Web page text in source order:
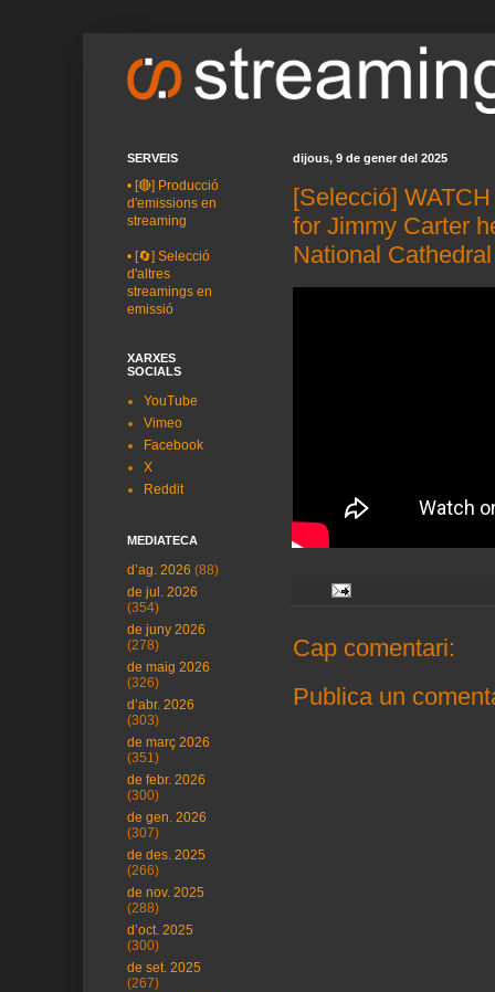
dijous, 9 de gener del 2025
[Selecció]
for Jimmy Carter
National
Cap comentari:
Publica un
SERVEIS
• [🔴] Producció
d'emissions en
streaming
• [🔄] Selecció
d'altres
streamings en
emissió
XARXES
SOCIALS
YouTube
Vimeo
Facebook
X
Reddit
MEDIATECA
d’ag. 2026 (88)
de jul. 2026
(354)
de juny 2026
(278)
de maig 2026
(326)
d’abr. 2026
(303)
de març 2026
(351)
de febr. 2026
(300)
de gen. 2026
(307)
de des. 2025
(266)
de nov. 2025
(288)
d’oct. 2025
(300)
de set. 2025
(267)